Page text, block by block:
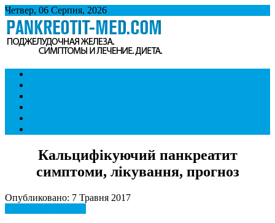
Четвер, 06 Серпня, 2026
Панкреатит
Підшлункова залоза. Симптоми і лікування панкреатиту. Дієта
при панкреатиті.
Кальцифікуючий панкреатит
симптоми, лікування, прогноз
Опубликовано: 7 Травня 2017